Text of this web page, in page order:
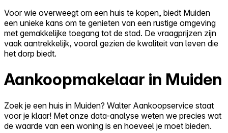
Voor wie overweegt om een huis te kopen, biedt Muiden
een unieke kans om te genieten van een rustige omgeving
met gemakkelijke toegang tot de stad. De vraagprijzen zijn
vaak aantrekkelijk, vooral gezien de kwaliteit van leven die
het dorp biedt.
Aankoopmakelaar in Muiden
Zoek je een huis in Muiden? Walter Aankoopservice staat
voor je klaar! Met onze data-analyse weten we precies wat
de waarde van een woning is en hoeveel je moet bieden.